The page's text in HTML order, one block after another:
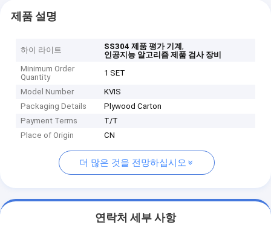
제품 설명
하이 라이트 SS304 제품 평가 기계,
인공지능 알고리즘 제품 검사 장비
Minimum Order
Quantity
1 SET
Model Number
KVIS
Packaging Details
Plywood Carton
Payment Terms
T/T
Place of Origin
CN
더 많은 것을 전망하십시오
연락처 세부 사항